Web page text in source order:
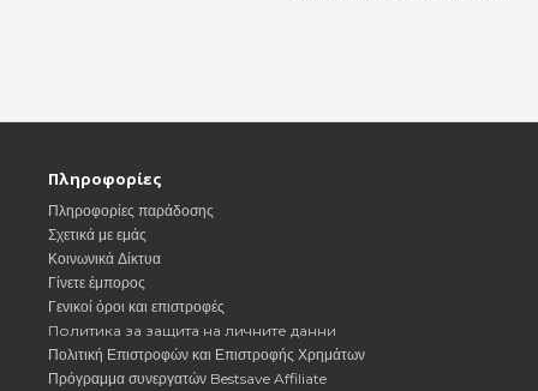
Πληροφορίες
Πληροφορίες παράδοσης
Σχετικά με εμάς
Κοινωνικά Δίκτυα
Γίνετε έμπορος
Γενικοί όροι και επιστροφές
Политика за защита на личните данни
Πολιτική Επιστροφών και Επιστροφής Χρημάτων
Πρόγραμμα συνεργατών Bestsave Affiliate